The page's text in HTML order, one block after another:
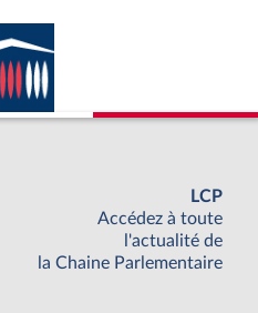
LCP
Accédez à toute
l'actualité de
la Chaine Parlementaire